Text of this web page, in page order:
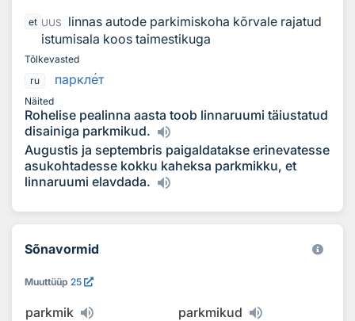
et UUS
linnas autode parkimiskoha kõrvale rajatud
istumisala koos taimestikuga
Tõlkevasted
ru
парклет
Näited
Rohelise pealinna aasta toob linnaruumi täiustatud
disainiga parkmikud.
Augustis ja septembris paigaldatakse erinevatesse
asukohtadesse kokku kaheksa parkmikku, et
linnaruumi elavdada.
Sõnavormid
Muuttüüp 25
parkmik
parkmikud